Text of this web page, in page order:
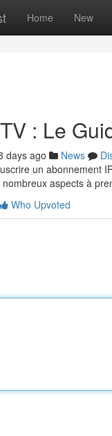
Home New
: Le
days ago News
un abonnement
aspects à
Who Upvoted